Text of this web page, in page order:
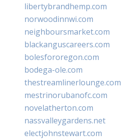
libertybrandhemp.com
norwoodinnwi.com
neighboursmarket.com
blackanguscareers.com
bolesfororegon.com
bodega-ole.com
thestreamlinerlounge.com
mestrinorubanofc.com
novelatherton.com
nassvalleygardens.net
electjohnstewart.com